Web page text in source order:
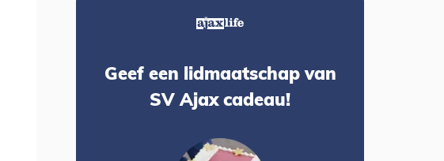
Geef een lidmaatschap van
SV Ajax cadeau!